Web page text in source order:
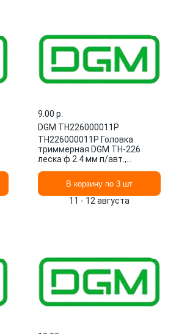
9.00 p.
DGM·TH226000011P
TH226000011P Головка
триммерная DGM TH-226
леска ф 2.4 мм п/авт.,
мм, ф 1В корзину по 3 шт
11 - 12 августа